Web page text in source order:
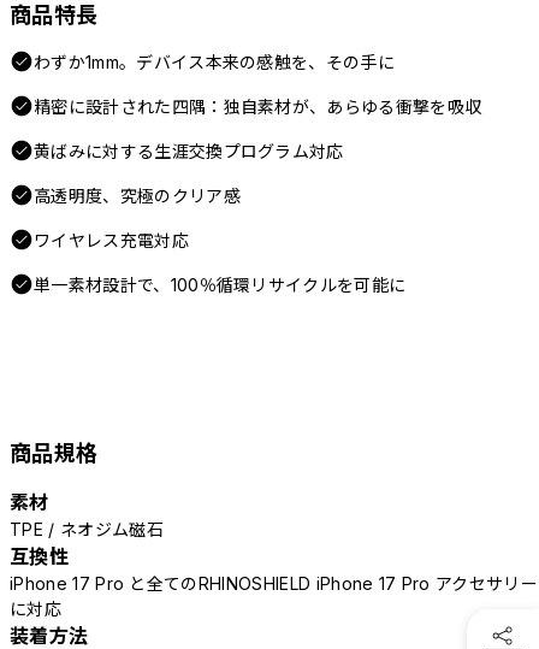
商品特長
わずか1mm。デバイス本来の感触を、その手に
精密に設計された四隅：独自素材が、あらゆる衝撃を吸収
黄ばみに対する生涯交換プログラム対応
高透明度、究極のクリア感
ワイヤレス充電対応
単一素材設計で、100％循環リサイクルを可能に
商品規格
素材
TPE / ネオジム磁石
互換性
iPhone 17 Pro と全てのRHINOSHIELD iPhone 17 Pro アクセサリー
に対応
装着方法